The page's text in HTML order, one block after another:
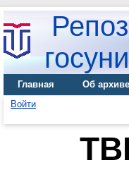
Главная Об архиве
Войти